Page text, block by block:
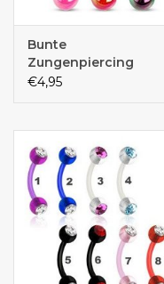
Bunte
Zungenpiercing
€4,95